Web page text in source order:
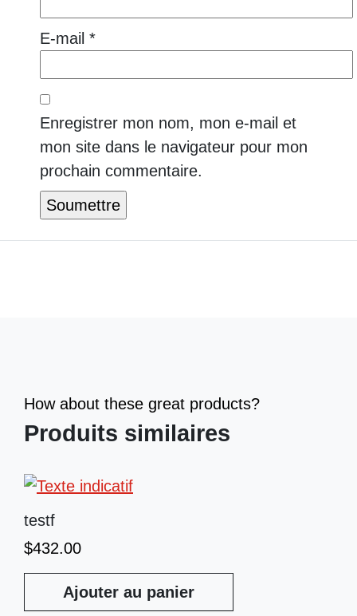
E-mail *
Enregistrer mon nom, mon e-mail et
mon site dans le navigateur pour mon
prochain commentaire.
How about these great products?
Produits similaires
testf
$432.00
Ajouter au panier